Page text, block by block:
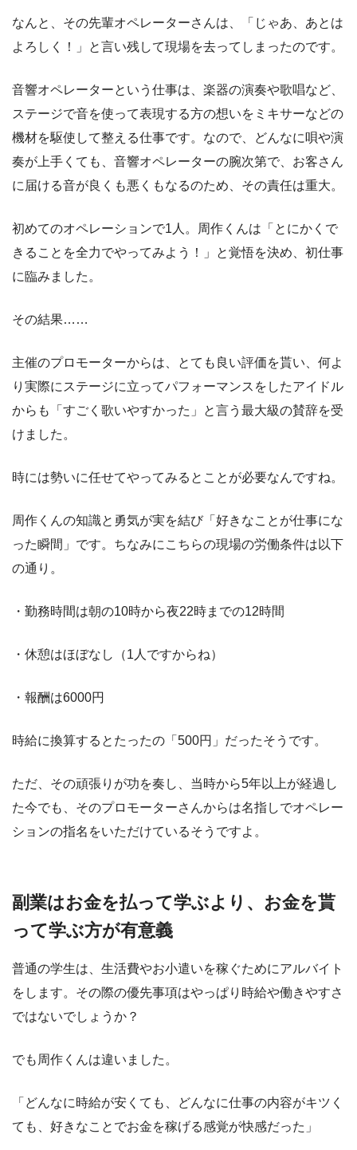
なんと、その先輩オペレーターさんは、「じゃあ、あとは
よろしく！」と言い残して現場を去ってしまったのです。
音響オペレーターという仕事は、楽器の演奏や歌唱など、
ステージで音を使って表現する方の想いをミキサーなどの
機材を駆使して整える仕事です。なので、どんなに唄や演
奏が上手くても、音響オペレーターの腕次第で、お客さん
に届ける音が良くも悪くもなるのため、その責任は重大。
初めてのオペレーションで1人。周作くんは「とにかくで
きることを全力でやってみよう！」と覚悟を決め、初仕事
に臨みました。
その結果……
主催のプロモーターからは、とても良い評価を貰い、何よ
り実際にステージに立ってパフォーマンスをしたアイドル
からも「すごく歌いやすかった」と言う最大級の賛辞を受
けました。
時には勢いに任せてやってみるとことが必要なんですね。
周作くんの知識と勇気が実を結び「好きなことが仕事にな
った瞬間」です。ちなみにこちらの現場の労働条件は以下
の通り。
・勤務時間は朝の10時から夜22時までの12時間
・休憩はほぼなし（1人ですからね）
・報酬は6000円
時給に換算するとたったの「500円」だったそうです。
ただ、その頑張りが功を奏し、当時から5年以上が経過し
た今でも、そのプロモーターさんからは名指しでオペレー
ションの指名をいただけているそうですよ。
副業はお金を払って学ぶより、お金を貰
って学ぶ方が有意義
普通の学生は、生活費やお小遣いを稼ぐためにアルバイト
をします。その際の優先事項はやっぱり時給や働きやすさ
ではないでしょうか？
でも周作くんは違いました。
「どんなに時給が安くても、どんなに仕事の内容がキツく
ても、好きなことでお金を稼げる感覚が快感だった」